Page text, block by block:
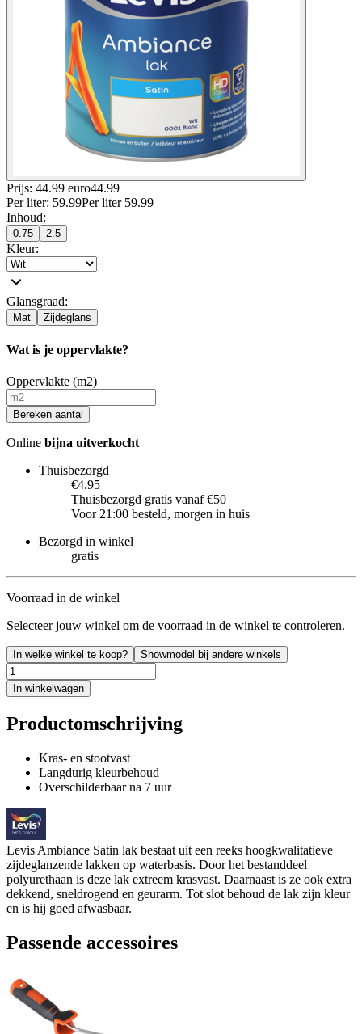
Prijs: 44.99 euro44.99
Per liter: 59.99Per liter 59.99
Inhoud:
0.75 2.5
Kleur:
Glansgraad:
Mat Zijdeglans
Wat is je oppervlakte?
Oppervlakte (m2)
Bereken aantal
Online bijna uitverkocht
Thuisbezorgd
€4.95
Thuisbezorgd gratis vanaf €50
Voor 21:00 besteld, morgen in huis
Bezorgd in winkel
gratis
Voorraad in de winkel
Selecteer jouw winkel om de voorraad in de winkel te controleren.
In welke winkel te koop? Showmodel bij andere winkels
In winkelwagen
Productomschrijving
Kras- en stootvast
Langdurig kleurbehoud
Overschilderbaar na 7 uur
Levis Ambiance Satin lak bestaat uit een reeks hoogkwalitatieve
zijdeglanzende lakken op waterbasis. Door het bestanddeel
polyurethaan is deze lak extreem krasvast. Daarnaast is ze ook extra
dekkend, sneldrogend en geurarm. Tot slot behoud de lak zijn kleur
en is hij goed afwasbaar.
Passende accessoires